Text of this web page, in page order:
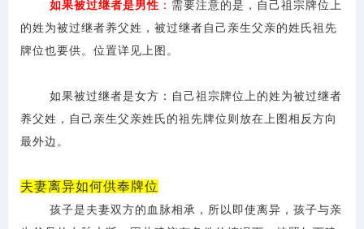
如果被过继者是男性 ： 需要注意的是，自己祖宗牌位上
的姓为被过继者养父姓，被过继者自己亲生父亲的姓氏祖先
牌位也要供。位置详见上图。
如果被过继者是女方：自己祖宗牌位上的姓为被过继者
养父姓，自己亲生父亲姓氏的祖先牌位则放在上图相反方向
最外边。
夫妻离异如何供奉牌位
孩子是夫妻双方的血脉相承，所以即使离异，孩子与亲